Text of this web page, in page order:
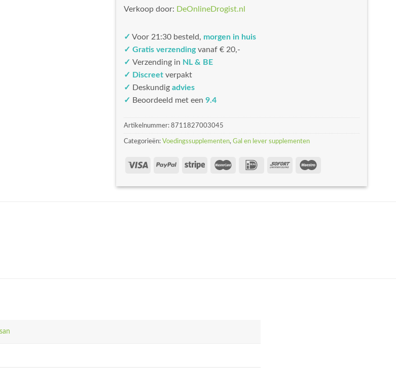
Verkoop door: DeOnlineDrogist.nl
✓ Voor 21:30 besteld, morgen in huis
✓ Gratis verzendingvanaf € 20,-
✓ Verzending in NL & BE
✓ Discreet verpakt
✓ Deskundig advies
✓ Beoordeeld met een 9.4
Artikelnummer: 8711827003045
Categorieën: Voedingssupplementen, Gal en lever supplementen